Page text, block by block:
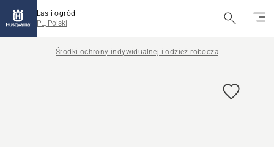
Las i ogród
PL, Polski
Środki ochrony indywidualnej i odzież robocza